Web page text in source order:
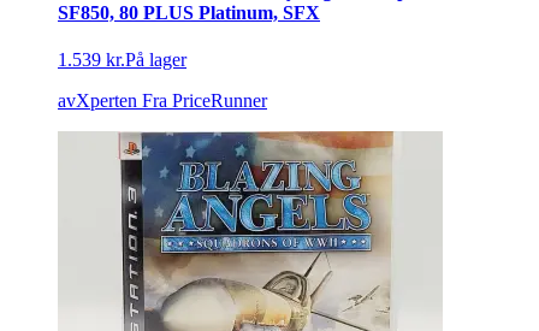
SF850, 80 PLUS Platinum, SFX
1.539 kr.På lager
avXperten Fra PriceRunner